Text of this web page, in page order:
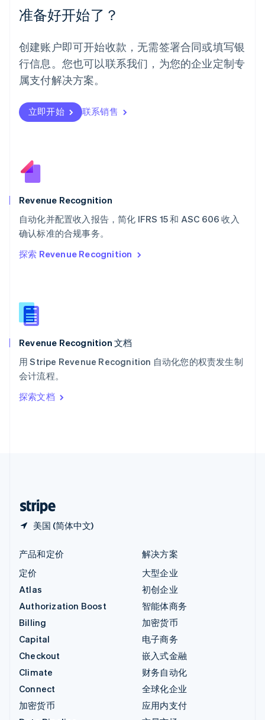
准备好开始了？
创建账户即可开始收款，无需签署合同或填写银
行信息。您也可以联系我们，为您的企业定制专
属支付解决方案。
立即开始 联系销售
Revenue Recognition
自动化并配置收入报告，简化 IFRS 15 和 ASC 606 收入
确认标准的合规事务。
探索 Revenue Recognition
Revenue Recognition 文档
用 Stripe Revenue Recognition 自动化您的权责发生制
会计流程。
探索文档
美国 (简体中文)
墨西哥
EspañolEnglish
English
葡萄牙
PortuguêsEnglish
日本
瑞典
Svenska English
瑞士
English
斯洛文尼亚
Italiano
泰国
ไทยEnglish
English
English
新西兰
匈牙利
意大利
Italiano
印度
English
产品和定价
定价
Atlas
Authorization Boost
Billing
Capital
Checkout
Climate
Connect
加密货币
解决方案
大型企业
初创企业
智能体商务
加密货币
电子商务
嵌入式金融
财务自动化
全球化企业
应用内支付